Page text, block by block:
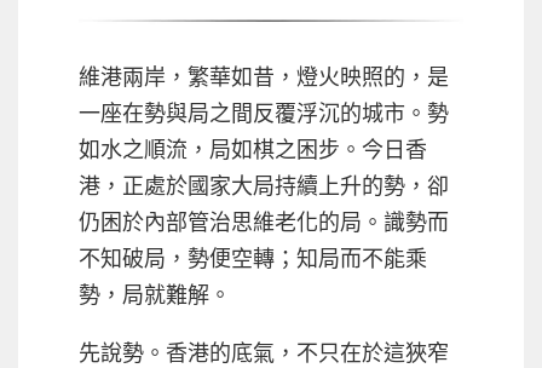
維港兩岸，繁華如昔，燈火映照的，是
一座在勢與局之間反覆浮沉的城市。勢
如水之順流，局如棋之困步。今日香
港，正處於國家大局持續上升的勢，卻
仍困於內部管治思維老化的局。識勢而
不知破局，勢便空轉；知局而不能乘
勢，局就難解。
先說勢。香港的底氣，不只在於這狹窄